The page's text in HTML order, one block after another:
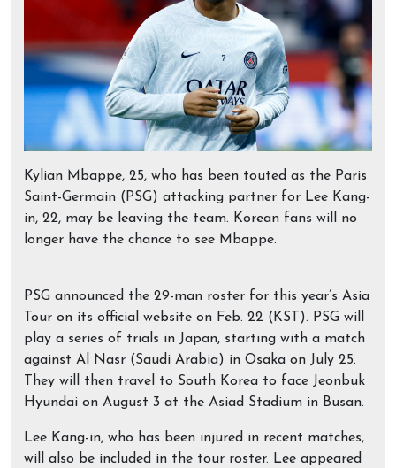
Kylian Mbappe, 25, who has been touted as the Paris
Saint-Germain (PSG) attacking partner for Lee Kang-
in, 22, may be leaving the team. Korean fans will no
longer have the chance to see Mbappe.
PSG announced the 29-man roster for this year’s Asia
Tour on its official website on Feb. 22 (KST). PSG will
play a series of trials in Japan, starting with a match
against Al Nasr (Saudi Arabia) in Osaka on July 25.
They will then travel to South Korea to face Jeonbuk
Hyundai on August 3 at the Asiad Stadium in Busan.
Lee Kang-in, who has been injured in recent matches,
will also be included in the tour roster. Lee appeared